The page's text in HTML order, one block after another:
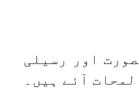
اور رسیلی
لمحات آئے ہیں۔